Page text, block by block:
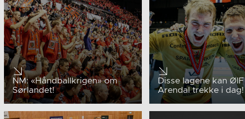
NM: «Håndballkrigen» om
Sørlandet!
Disse lagene kan ØIF
Arendal trekke i dag!